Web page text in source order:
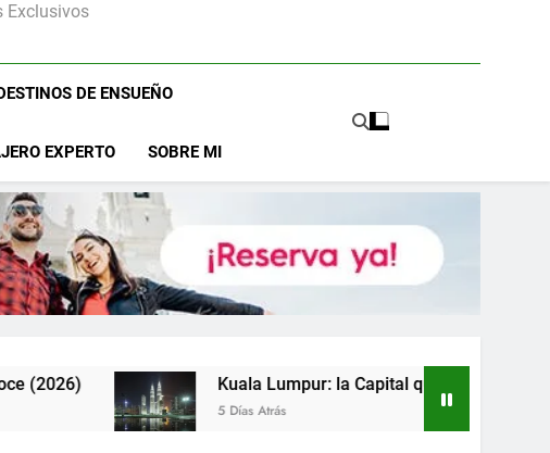
Exclusivos
DE ENSUEÑO
EXPERTO SOBRE MI
Kuala Lumpur: la Capital que Vale Mucho más que sus Torres